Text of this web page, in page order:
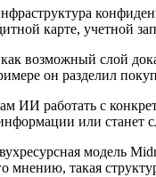
карте, учетной
возможный слой
он разделил
ИИ работать с
или станет
модель
такая